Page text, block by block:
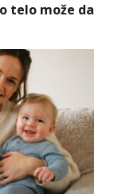
telo može da